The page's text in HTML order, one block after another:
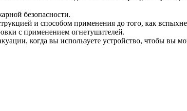
безопасности.
и способом применения до того, как
с применением огнетушителей.
когда вы используете устройство, чтобы вы